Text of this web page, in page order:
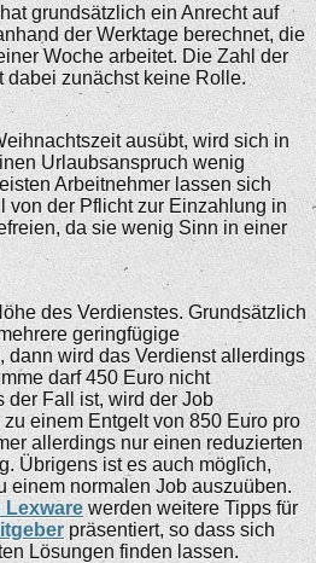
grundsätzlich ein Anrecht auf
der Werktage berechnet, die
Woche arbeitet. Die Zahl der
dabei zunächst keine Rolle.
ausübt, wird sich in
Urlaubsanspruch wenig
Arbeitnehmer lassen sich
von der Pflicht zur Einzahlung in
da sie wenig Sinn in einer
des Verdienstes. Grundsätzlich
geringfügige
dann wird das Verdienst allerdings
darf 450 Euro nicht
der Fall ist, wird der Job
einem Entgelt von 850 Euro pro
allerdings nur einen reduzierten
Übrigens ist es auch möglich,
einem normalen Job auszuüben.
Lexware werden weitere Tipps für
präsentiert, so dass sich
Lösungen finden lassen.